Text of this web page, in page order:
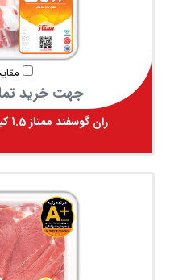
جهت خرید
ران گوسفند ممتاز 1.5 کیلوگرم کشتار داخلی